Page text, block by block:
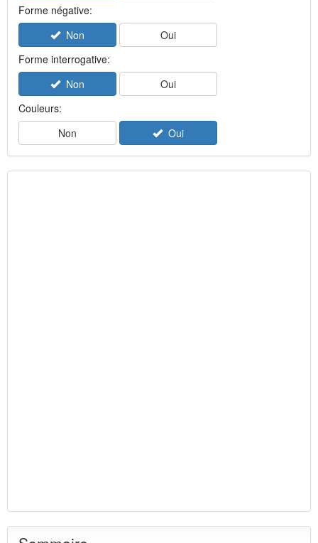
Forme négative:
Non
Oui
Forme interrogative:
Non
Oui
Couleurs:
Non
Oui